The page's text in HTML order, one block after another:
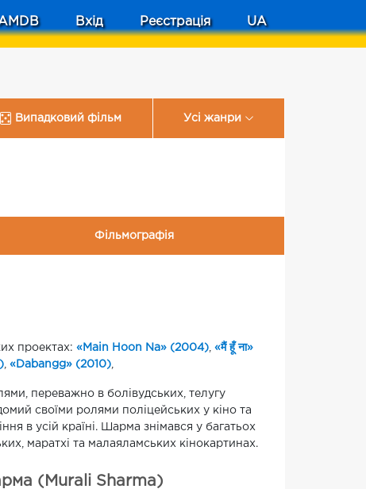
Вхід Реєстрація UA
Випадковий фільм Усі жанри
Фільмографія
проектах: «Main Hoon Na» (2004) «मैं हूँ ना»
«Dabangg» (2010)
переважно в болівудських, телугу
своїми ролями поліцейських у кіно та
в усій країні. Шарма знімався у багатьох
маратхі та малаяламських кінокартинах.
(Murali Sharma)